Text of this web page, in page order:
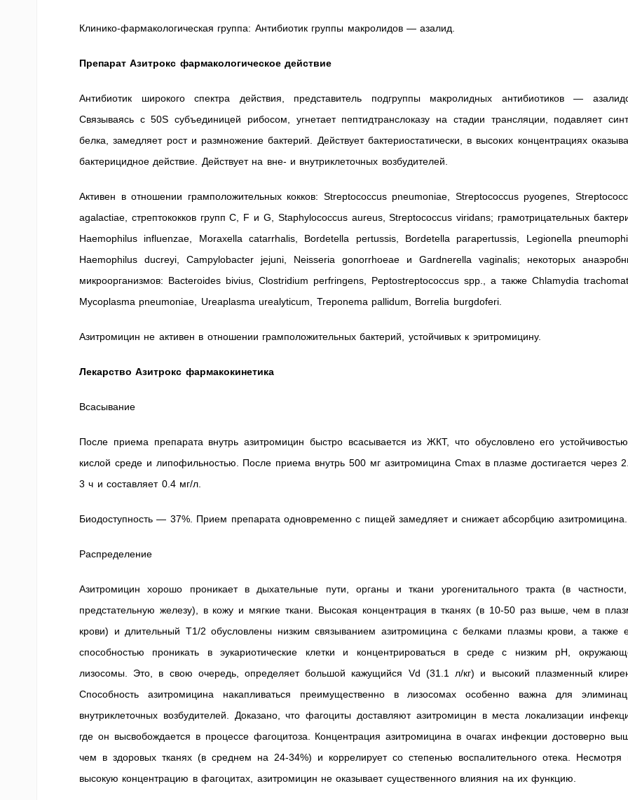
Клинико-фармакологическая группа: Антибиотик группы макролидов — азалид.
Препарат Азитрокс фармакологическое действие
Антибиотик широкого спектра действия, представитель подгруппы макролидных антибиотиков —
Связываясь с 50S субъединицей рибосом, угнетает пептидтранслоказу на стадии трансляции, подавляет
белка, замедляет рост и размножение бактерий. Действует бактериостатически, в высоких концентрациях
бактерицидное действие. Действует на вне- и внутриклеточных возбудителей.
Активен в отношении грамположительных кокков: Streptococcus pneumoniae, Streptococcus pyogenes,
agalactiae, стрептококков групп C, F и G, Staphylococcus aureus, Streptococcus viridans; грамотрицательных
Haemophilus influenzae, Moraxella catarrhalis, Bordetella pertussis, Bordetella parapertussis, Legionella
Haemophilus ducreyi, Campylobacter jejuni, Neisseria gonorrhoeae и Gardnerella vaginalis; некоторых
микроорганизмов: Bacteroides bivius, Clostridium perfringens, Peptostreptococcus spp., а также Chlamydia
Mycoplasma pneumoniae, Ureaplasma urealyticum, Treponema pallidum, Borrelia burgdoferi.
Азитромицин не активен в отношении грамположительных бактерий, устойчивых к эритромицину.
Лекарство Азитрокс фармакокинетика
Всасывание
После приема препарата внутрь азитромицин быстро всасывается из ЖКТ, что обусловлено его
кислой среде и липофильностью. После приема внутрь 500 мг азитромицина Cmax в плазме достигается через
3 ч и составляет 0.4 мг/л.
Биодоступность — 37%. Прием препарата одновременно с пищей замедляет и снижает абсорбцию азитромицина.
Распределение
Азитромицин хорошо проникает в дыхательные пути, органы и ткани урогенитального тракта (в
предстательную железу), в кожу и мягкие ткани. Высокая концентрация в тканях (в 10-50 раз выше, чем в
крови) и длительный T1/2 обусловлены низким связыванием азитромицина с белками плазмы крови, а также
способностью проникать в эукариотические клетки и концентрироваться в среде с низким рН,
лизосомы. Это, в свою очередь, определяет большой кажущийся Vd (31.1 л/кг) и высокий плазменный
Способность азитромицина накапливаться преимущественно в лизосомах особенно важна для
внутриклеточных возбудителей. Доказано, что фагоциты доставляют азитромицин в места локализации
где он высвобождается в процессе фагоцитоза. Концентрация азитромицина в очагах инфекции достоверно
чем в здоровых тканях (в среднем на 24-34%) и коррелирует со степенью воспалительного отека. Несмотря
высокую концентрацию в фагоцитах, азитромицин не оказывает существенного влияния на их функцию.